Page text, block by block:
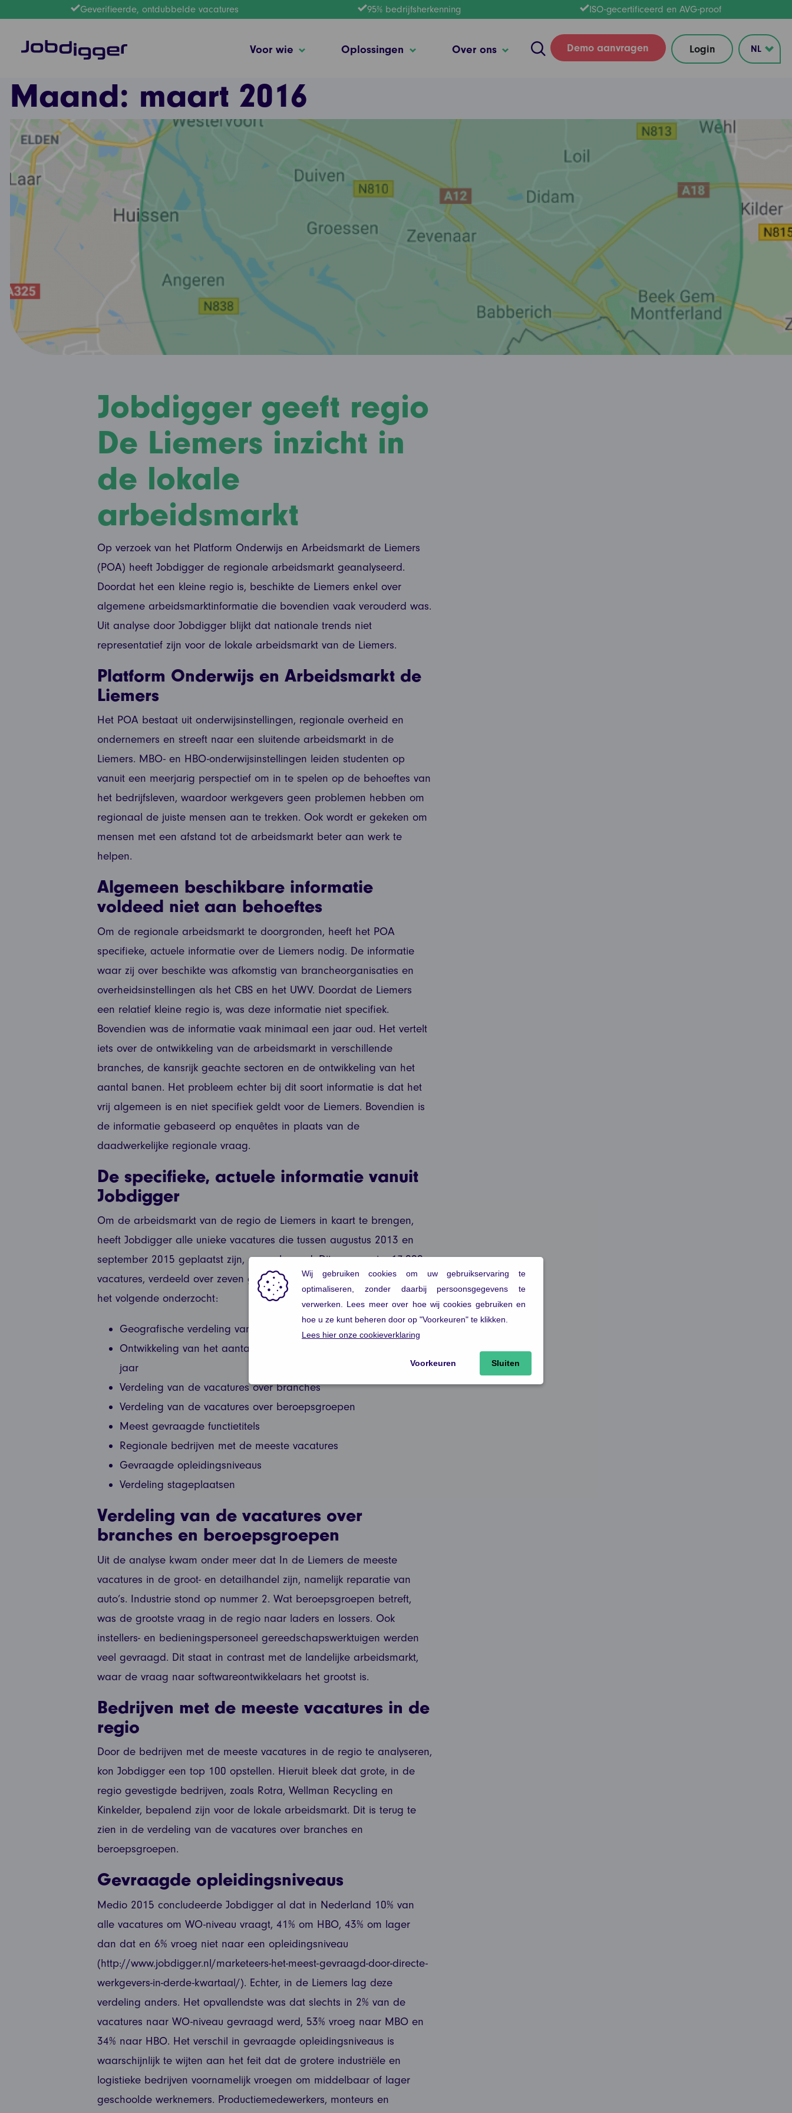
Geverifieerde, ontdubbelde vacatures 95% bedrijfsherkenning ISO-gecertificeerd en AVG-proof
Voor wie Oplossingen Over ons Demo aanvragen Login
Maand: maart 2016
Jobdigger geeft regio
De Liemers inzicht in
de lokale
arbeidsmarkt
Op verzoek van het Platform Onderwijs en Arbeidsmarkt de Liemers
(POA) heeft Jobdigger de regionale arbeidsmarkt geanalyseerd.
Doordat het een kleine regio is, beschikte de Liemers enkel over
algemene arbeidsmarktinformatie die bovendien vaak verouderd was.
Uit analyse door Jobdigger blijkt dat nationale trends niet
representatief zijn voor de lokale arbeidsmarkt van de Liemers.
Platform Onderwijs en Arbeidsmarkt de
Liemers
Het POA bestaat uit onderwijsinstellingen, regionale overheid en
ondernemers en streeft naar een sluitende arbeidsmarkt in de
Liemers. MBO- en HBO-onderwijsinstellingen leiden studenten op
vanuit een meerjarig perspectief om in te spelen op de behoeftes van
het bedrijfsleven, waardoor werkgevers geen problemen hebben om
regionaal de juiste mensen aan te trekken. Ook wordt er gekeken om
mensen met een afstand tot de arbeidsmarkt beter aan werk te
helpen.
Algemeen beschikbare informatie
voldeed niet aan behoeftes
Om de regionale arbeidsmarkt te doorgronden, heeft het POA
specifieke, actuele informatie over de Liemers nodig. De informatie
waar zij over beschikte was afkomstig van brancheorganisaties en
overheidsinstellingen als het CBS en het UWV. Doordat de Liemers
een relatief kleine regio is, was deze informatie niet specifiek.
Bovendien was de informatie vaak minimaal een jaar oud. Het vertelt
iets over de ontwikkeling van de arbeidsmarkt in verschillende
branches, de kansrijk geachte sectoren en de ontwikkeling van het
aantal banen. Het probleem echter bij dit soort informatie is dat het
vrij algemeen is en niet specifiek geldt voor de Liemers. Bovendien is
de informatie gebaseerd op enquêtes in plaats van de
daadwerkelijke regionale vraag.
De specifieke, actuele informatie vanuit
Jobdigger
Om de arbeidsmarkt van de regio de Liemers in kaart te brengen,
heeft Jobdigger alle unieke vacatures die tussen augustus 2013 en
september 2015 geplaatst zijn, geanalyseerd. Dit waren ruim 17.000
vacatures, verdeeld over zeven gemeentes. Met deze vacatures werd
het volgende onderzocht:
Geografische verdeling van de vraag
Ontwikkeling van het aantal geplaatste vacatures over de twee
jaar
Verdeling van de vacatures over branches
Verdeling van de vacatures over beroepsgroepen
Meest gevraagde functietitels
Regionale bedrijven met de meeste vacatures
Gevraagde opleidingsniveaus
Verdeling stageplaatsen
Verdeling van de vacatures over
branches en beroepsgroepen
Uit de analyse kwam onder meer dat In de Liemers de meeste
vacatures in de groot- en detailhandel zijn, namelijk reparatie van
auto’s. Industrie stond op nummer 2. Wat beroepsgroepen betreft,
was de grootste vraag in de regio naar laders en lossers. Ook
instellers- en bedieningspersoneel gereedschapswerktuigen werden
veel gevraagd. Dit staat in contrast met de landelijke arbeidsmarkt,
waar de vraag naar softwareontwikkelaars het grootst is.
Bedrijven met de meeste vacatures in de
regio
Door de bedrijven met de meeste vacatures in de regio te analyseren,
kon Jobdigger een top 100 opstellen. Hieruit bleek dat grote, in de
regio gevestigde bedrijven, zoals Rotra, Wellman Recycling en
Kinkelder, bepalend zijn voor de lokale arbeidsmarkt. Dit is terug te
zien in de verdeling van de vacatures over branches en
beroepsgroepen.
Gevraagde opleidingsniveaus
Medio 2015 concludeerde Jobdigger al dat in Nederland 10% van
alle vacatures om WO-niveau vraagt, 41% om HBO, 43% om lager
dan dat en 6% vroeg niet naar een opleidingsniveau
(http://www.jobdigger.nl/marketeers-het-meest-gevraagd-door-directe-
werkgevers-in-derde-kwartaal/). Echter, in de Liemers lag deze
verdeling anders. Het opvallendste was dat slechts in 2% van de
vacatures naar WO-niveau gevraagd werd, 53% vroeg naar MBO en
34% naar HBO. Het verschil in gevraagde opleidingsniveaus is
waarschijnlijk te wijten aan het feit dat de grotere industriële en
logistieke bedrijven voornamelijk vroegen om middelbaar of lager
geschoolde werknemers. Productiemedewerkers, monteurs en